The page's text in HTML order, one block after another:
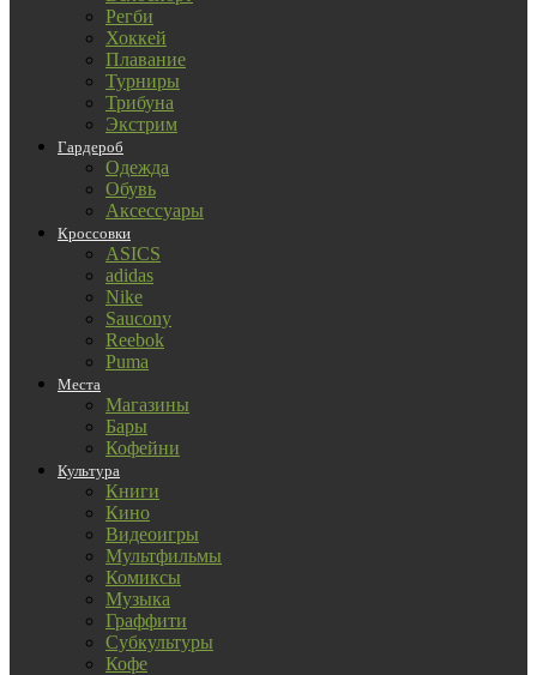
Регби
Хоккей
Плавание
Турниры
Трибуна
Экстрим
Гардероб
Одежда
Обувь
Аксессуары
Кроссовки
ASICS
adidas
Nike
Saucony
Reebok
Puma
Места
Магазины
Бары
Кофейни
Культура
Книги
Кино
Видеоигры
Мультфильмы
Комиксы
Музыка
Граффити
Субкультуры
Кофе